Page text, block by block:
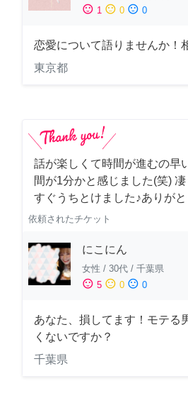
sentiment_satisfied 1 sentiment_neutral 0 sentiment_dissatisfied 0
恋愛について語りませんか！
東京都
話が楽しくて時間が進むの早
間が1分かと感じました(笑)
すぐうちとけました♪ありが
依頼されたチケット
にこにん
女性 / 30代 / 千葉県
sentiment_satisfied 5 sentiment_neutral 0 sentiment_dissatisfied 0
あなた、損してます！モテる
くないですか？
千葉県